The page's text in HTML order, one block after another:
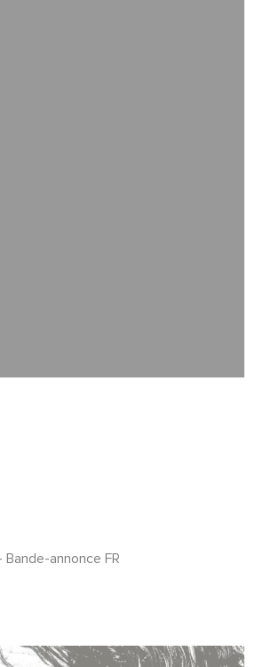
Bande-annonce FR